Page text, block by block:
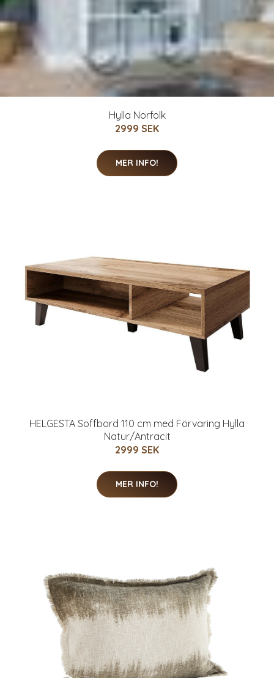
Hylla Norfolk
2999 SEK
MER INFO!
HELGESTA Soffbord 110 cm med Förvaring Hylla
Natur/Antracit
2999 SEK
MER INFO!